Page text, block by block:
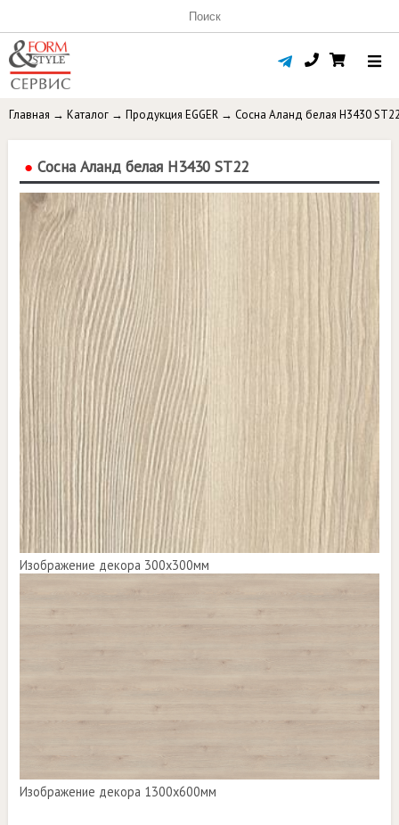
Главная → Каталог → Продукция EGGER → Сосна Аланд белая H3430
● Сосна Аланд белая H3430 ST22
Изображение декора 300х300мм
Изображение декора 1300х600мм